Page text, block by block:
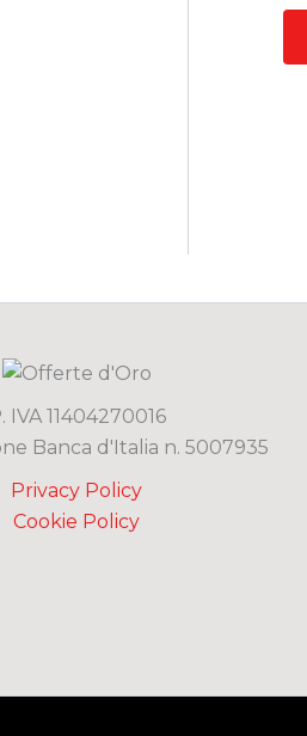
IVA 11404270016
Banca d'Italia n. 5007935
Privacy Policy
Cookie Policy